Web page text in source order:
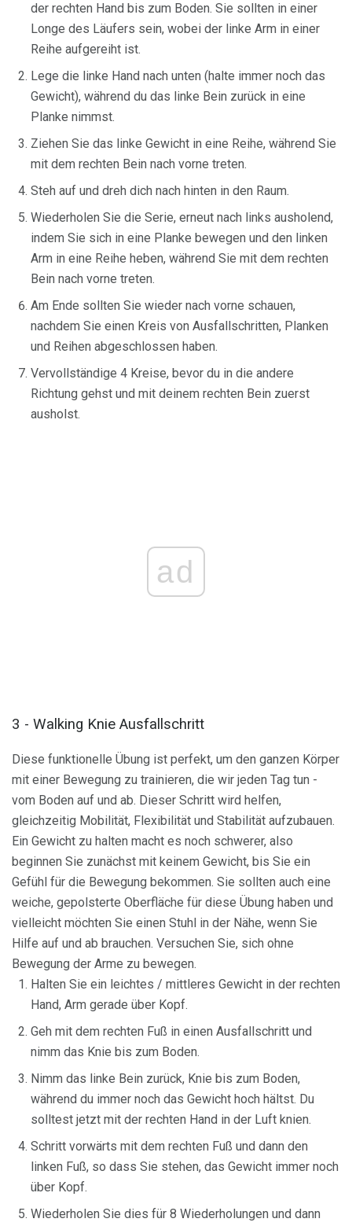
der rechten Hand bis zum Boden. Sie sollten in einer
Longe des Läufers sein, wobei der linke Arm in einer
Reihe aufgereiht ist.
Lege die linke Hand nach unten (halte immer noch das
Gewicht), während du das linke Bein zurück in eine
Planke nimmst.
Ziehen Sie das linke Gewicht in eine Reihe, während Sie
mit dem rechten Bein nach vorne treten.
Steh auf und dreh dich nach hinten in den Raum.
Wiederholen Sie die Serie, erneut nach links ausholend,
indem Sie sich in eine Planke bewegen und den linken
Arm in eine Reihe heben, während Sie mit dem rechten
Bein nach vorne treten.
Am Ende sollten Sie wieder nach vorne schauen,
nachdem Sie einen Kreis von Ausfallschritten, Planken
und Reihen abgeschlossen haben.
Vervollständige 4 Kreise, bevor du in die andere
Richtung gehst und mit deinem rechten Bein zuerst
ausholst.
ad
3 - Walking Knie Ausfallschritt
Diese funktionelle Übung ist perfekt, um den ganzen Körper
mit einer Bewegung zu trainieren, die wir jeden Tag tun -
vom Boden auf und ab. Dieser Schritt wird helfen,
gleichzeitig Mobilität, Flexibilität und Stabilität aufzubauen.
Ein Gewicht zu halten macht es noch schwerer, also
beginnen Sie zunächst mit keinem Gewicht, bis Sie ein
Gefühl für die Bewegung bekommen. Sie sollten auch eine
weiche, gepolsterte Oberfläche für diese Übung haben und
vielleicht möchten Sie einen Stuhl in der Nähe, wenn Sie
Hilfe auf und ab brauchen. Versuchen Sie, sich ohne
Bewegung der Arme zu bewegen.
Halten Sie ein leichtes / mittleres Gewicht in der rechten
Hand, Arm gerade über Kopf.
Geh mit dem rechten Fuß in einen Ausfallschritt und
nimm das Knie bis zum Boden.
Nimm das linke Bein zurück, Knie bis zum Boden,
während du immer noch das Gewicht hoch hältst. Du
solltest jetzt mit der rechten Hand in der Luft knien.
Schritt vorwärts mit dem rechten Fuß und dann den
linken Fuß, so dass Sie stehen, das Gewicht immer noch
über Kopf.
Wiederholen Sie dies für 8 Wiederholungen und dann